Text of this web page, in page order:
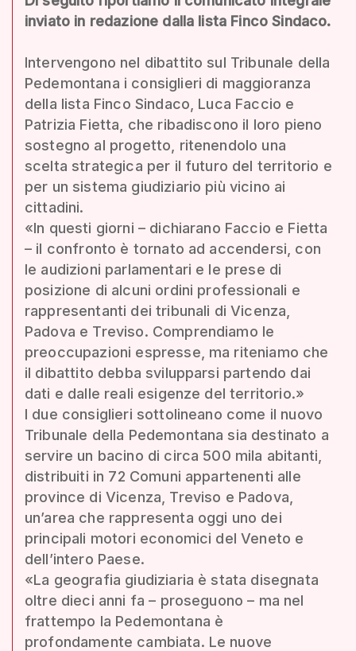
inviato in redazione dalla lista Finco Sindaco.
Intervengono nel dibattito sul Tribunale della
Pedemontana i consiglieri di maggioranza
della lista Finco Sindaco, Luca Faccio e
Patrizia Fietta, che ribadiscono il loro pieno
sostegno al progetto, ritenendolo una
scelta strategica per il futuro del territorio e
per un sistema giudiziario più vicino ai
cittadini.
«In questi giorni – dichiarano Faccio e Fietta
– il confronto è tornato ad accendersi, con
le audizioni parlamentari e le prese di
posizione di alcuni ordini professionali e
rappresentanti dei tribunali di Vicenza,
Padova e Treviso. Comprendiamo le
preoccupazioni espresse, ma riteniamo che
il dibattito debba svilupparsi partendo dai
dati e dalle reali esigenze del territorio.»
I due consiglieri sottolineano come il nuovo
Tribunale della Pedemontana sia destinato a
servire un bacino di circa 500 mila abitanti,
distribuiti in 72 Comuni appartenenti alle
province di Vicenza, Treviso e Padova,
un’area che rappresenta oggi uno dei
principali motori economici del Veneto e
dell’intero Paese.
«La geografia giudiziaria è stata disegnata
oltre dieci anni fa – proseguono – ma nel
frattempo la Pedemontana è
profondamente cambiata. Le nuove